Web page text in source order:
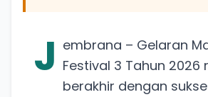
J embrana – Gelaran
Festival 3 Tahun 2026
berakhir dengan